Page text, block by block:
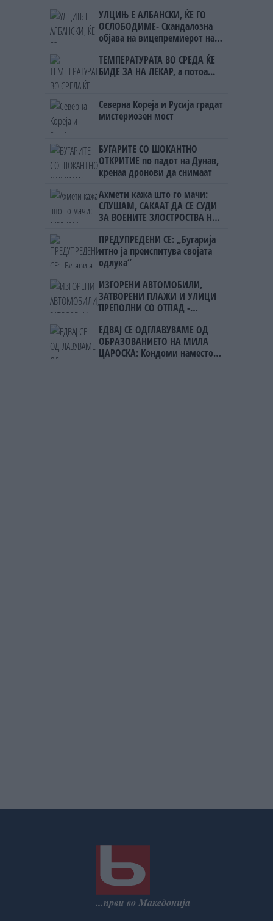
УЛЦИЊ Е АЛБАНСКИ, ЌЕ ГО
ОСЛОБОДИМЕ- Скандалозна
објава на вицепремиерот на
ТЕМПЕРАТУРАТА ВО СРЕДА ЌЕ
БИДЕ ЗА НА ЛЕКАР, а потоа...
Северна Кореја и Русија градат
мистериозен мост
БУГАРИТЕ СО ШОКАНТНО
ОТКРИТИЕ по падот на Дунав,
кренаа дронови да снимаат
Ахмети кажа што го мачи:
СЛУШАМ, САКААТ ДА СЕ СУДИ
ЗА ВОЕНИТЕ ЗЛОСТРОСТВА НА
ПРЕДУПРЕДЕНИ СЕ: „Бугарија
итно ја преиспитува својата
одлука“
ИЗГОРЕНИ АВТОМОБИЛИ,
ЗАТВОРЕНИ ПЛАЖИ И УЛИЦИ
ПРЕПОЛНИ СО ОТПАД -
мигрантскиот бран кон Сеута
ЕДВАЈ СЕ ОДГЛАВУВАМЕ ОД
ОБРАЗОВАНИЕТО НА МИЛА
ЦАРОСКА: Кондоми наместо